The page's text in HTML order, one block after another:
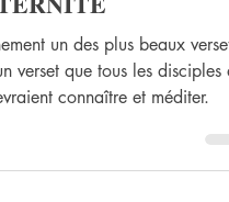
DE TOUTE
un des plus beaux versets
connaître et méditer.